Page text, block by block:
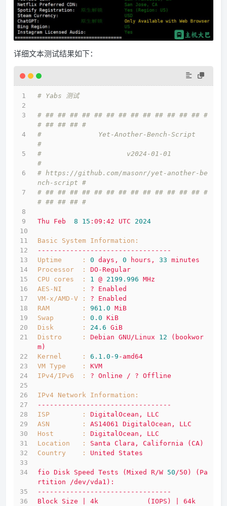
详细文本测试结果如下：
# Yabs 测试
# ## ## ## ## ## ## ## ## ## ## ## ## ## #
# ## ## ## #
#              Yet-Another-Bench-Script
#
#                     v2024-01-01
#
# https://github.com/masonr/yet-another-be
nch-script #
# ## ## ## ## ## ## ## ## ## ## ## ## ## #
# ## ## ## #
Thu Feb 8 15 :09:42 UTC 2024
Basic System Information:
---------------------------------
Uptime     :
0 days, 0 hours, 33 minutes
Processor  :
DO-Regular
CPU cores  :
1 @ 2199.996 MHz
AES-NI     :
?
Enabled
VM-x/AMD-V :
?
Enabled
RAM        :
961.0 MiB
Swap       :
0.0 KiB
Disk       :
24.6 GiB
Distro     :
Debian GNU/Linux 12
(bookwor
m)
Kernel     :
6.1 .0 -9 -amd64
VM Type    :
KVM
IPv4/IPv6  :
? Online / ? Offline
IPv4 Network Information:
---------------------------------
ISP        :
DigitalOcean,
LLC
ASN        :
AS14061 DigitalOcean,
LLC
Host       :
DigitalOcean,
LLC
Location   :
Santa Clara, California
(CA)
Country    :
United States
fio Disk Speed Tests (Mixed R/W 50 /50)
(Pa
rtition
/dev/vda1):
---------------------------------
Block
Size 4k (IOPS)
64k